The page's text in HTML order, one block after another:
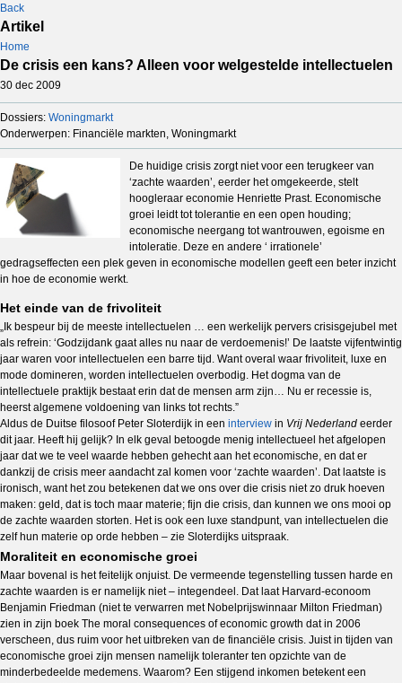
Back
Artikel
Home
De crisis een kans? Alleen voor welgestelde intellectuelen
30 dec 2009
Dossiers: Woningmarkt
Onderwerpen: Financiële markten, Woningmarkt
De huidige crisis zorgt niet voor een terugkeer van
‘zachte waarden’, eerder het omgekeerde, stelt
hoogleraar economie Henriette Prast. Economische
groei leidt tot tolerantie en een open houding;
economische neergang tot wantrouwen, egoisme en
intoleratie. Deze en andere ‘ irrationele’
gedragseffecten een plek geven in economische modellen geeft een beter inzicht
in hoe de economie werkt.
Het einde van de frivoliteit
„Ik bespeur bij de meeste intellectuelen … een werkelijk pervers crisisgejubel met
als refrein: ‘Godzijdank gaat alles nu naar de verdoemenis!’ De laatste vijfentwintig
jaar waren voor intellectuelen een barre tijd. Want overal waar frivoliteit, luxe en
mode domineren, worden intellectuelen overbodig. Het dogma van de
intellectuele praktijk bestaat erin dat de mensen arm zijn… Nu er recessie is,
heerst algemene voldoening van links tot rechts.”
Aldus de Duitse filosoof Peter Sloterdijk in een interview in Vrij Nederland eerder
dit jaar. Heeft hij gelijk? In elk geval betoogde menig intellectueel het afgelopen
jaar dat we te veel waarde hebben gehecht aan het economische, en dat er
dankzij de crisis meer aandacht zal komen voor ‘zachte waarden’. Dat laatste is
ironisch, want het zou betekenen dat we ons over die crisis niet zo druk hoeven
maken: geld, dat is toch maar materie; fijn die crisis, dan kunnen we ons mooi op
de zachte waarden storten. Het is ook een luxe standpunt, van intellectuelen die
zelf hun materie op orde hebben – zie Sloterdijks uitspraak.
Moraliteit en economische groei
Maar bovenal is het feitelijk onjuist. De vermeende tegenstelling tussen harde en
zachte waarden is er namelijk niet – integendeel. Dat laat Harvard-econoom
Benjamin Friedman (niet te verwarren met Nobelprijswinnaar Milton Friedman)
zien in zijn boek The moral consequences of economic growth dat in 2006
verscheen, dus ruim voor het uitbreken van de financiële crisis. Juist in tijden van
economische groei zijn mensen namelijk toleranter ten opzichte van de
minderbedeelde medemens. Waarom? Een stijgend inkomen betekent een